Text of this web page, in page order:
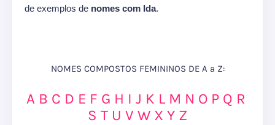
de exemplos de nomes com Ida.
NOMES COMPOSTOS FEMININOS DE A a Z:
A B C D E F G H I J K L M N O P Q R
S T U V W X Y Z